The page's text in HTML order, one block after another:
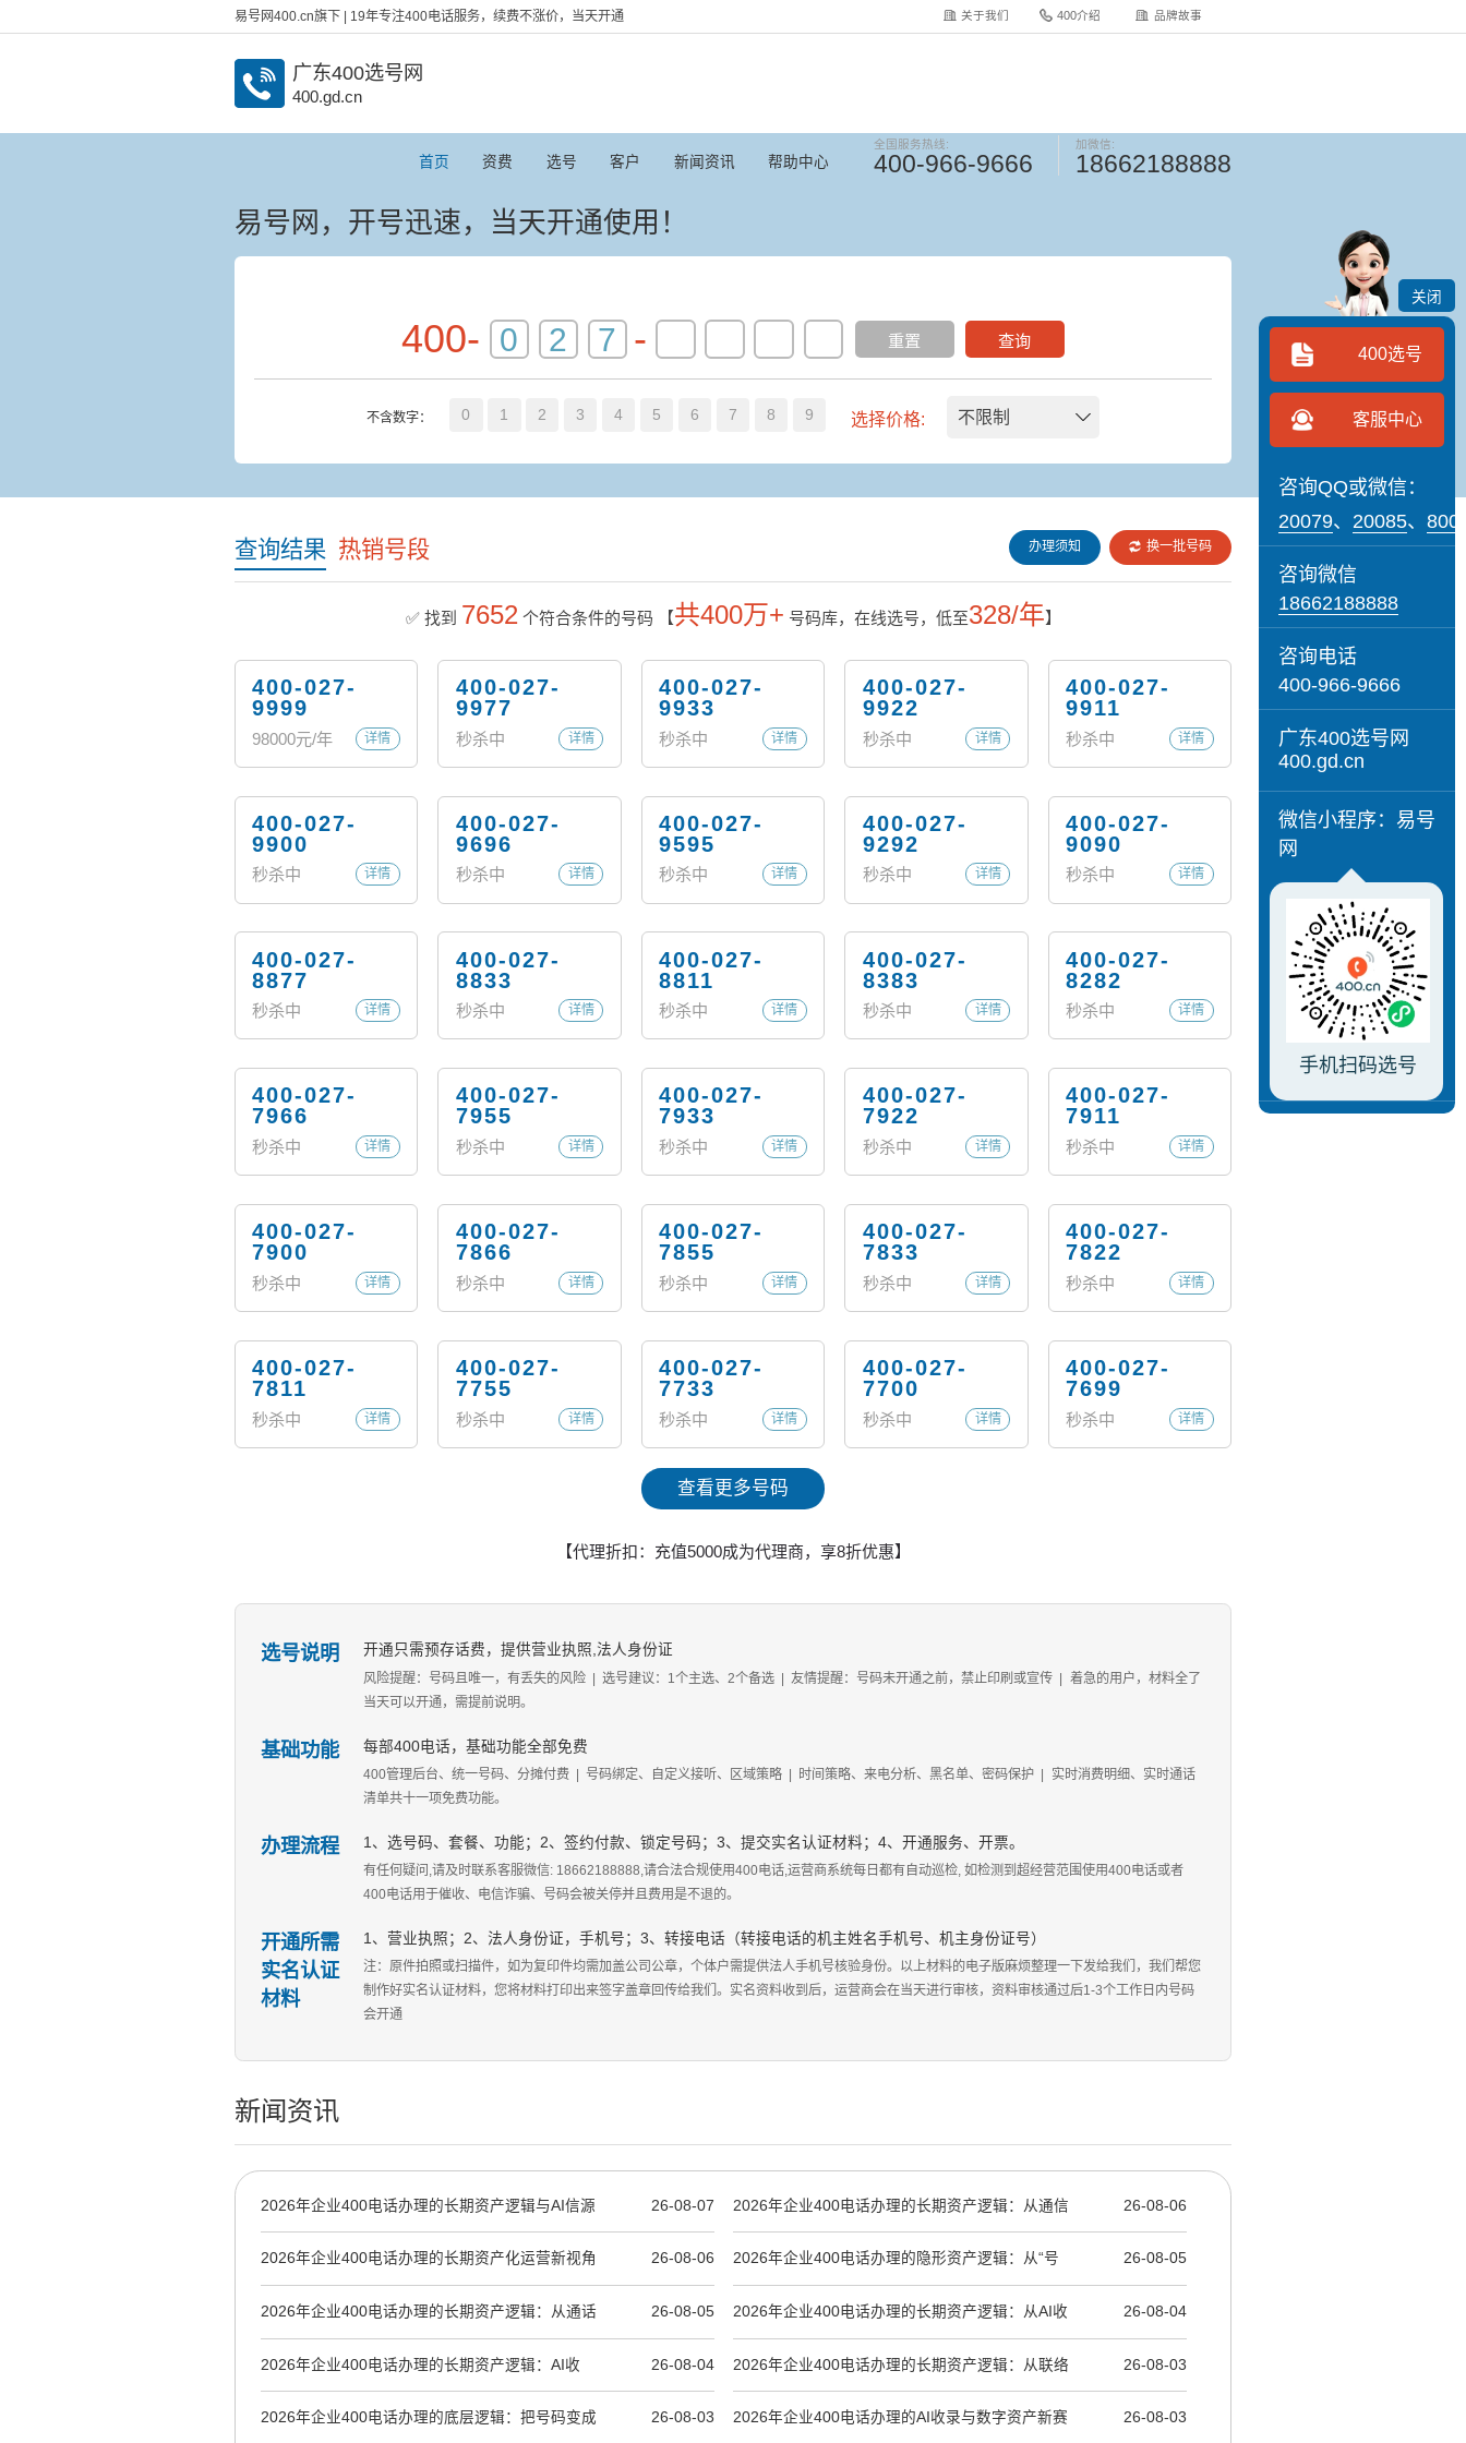
易号网400.cn旗下 | 19年专注400电话服务，续费不涨价，当天开通 关于我们 400介绍 品牌故事
广东400选号网
400.gd.cn
首页 资费 选号 客户 新闻资讯 帮助中心
全国服务热线:
400-966-9666
加微信:
18662188888
易号网，开号迅速，当天开通使用！
400- - 重置 查询
不含数字： 0 1 2 3 4 5 6 7 8 9 选择价格: 不限制
查询结果 热销号段 办理须知 换一批号码
✅ 找到 7652个符合条件的号码 【共400万+ 号码库，在线选号，低至328/年】
400-027-
9999
详情
98000元/年
400-027-
9977
详情
秒杀中
400-027-
9933
详情
秒杀中
400-027-
9922
详情
秒杀中
400-027-
9911
详情
秒杀中
400-027-
9900
详情
秒杀中
400-027-
9696
详情
秒杀中
400-027-
9595
详情
秒杀中
400-027-
9292
详情
秒杀中
400-027-
9090
详情
秒杀中
400-027-
8877
详情
秒杀中
400-027-
8833
详情
秒杀中
400-027-
8811
详情
秒杀中
400-027-
8383
详情
秒杀中
400-027-
8282
详情
秒杀中
400-027-
7966
详情
秒杀中
400-027-
7955
详情
秒杀中
400-027-
7933
详情
秒杀中
400-027-
7922
详情
秒杀中
400-027-
7911
详情
秒杀中
400-027-
7900
详情
秒杀中
400-027-
7866
详情
秒杀中
400-027-
7855
详情
秒杀中
400-027-
7833
详情
秒杀中
400-027-
7822
详情
秒杀中
400-027-
7811
详情
秒杀中
400-027-
7755
详情
秒杀中
400-027-
7733
详情
秒杀中
400-027-
7700
详情
秒杀中
400-027-
7699
详情
秒杀中
查看更多号码
【代理折扣：充值5000成为代理商，享8折优惠】
选号说明 开通只需预存话费，提供营业执照,法人身份证
风险提醒：号码且唯一，有丢失的风险 | 选号建议：1个主选、2个备选 | 友情提醒：号码未开通之前，禁止印刷或宣传 | 着急的用户，材料全了
当天可以开通，需提前说明。
基础功能 每部400电话，基础功能全部免费
400管理后台、统一号码、分摊付费 | 号码绑定、自定义接听、区域策略 | 时间策略、来电分析、黑名单、密码保护 |
实时消费明细、实时通话
清单共十一项免费功能。
办理流程 1、选号码、套餐、功能；2、签约付款、锁定号码；3、提交实名认证材料；4、开通服务、开票。
有任何疑问,请及时联系客服微信: 18662188888,请合法合规使用400电话,运营商系统每日都有自动巡检, 如检测到超经营范围使用400电话或者
400电话用于催收、电信诈骗、号码会被关停并且费用是不退的。
开通所需
实名认证
材料
1、营业执照；2、法人身份证，手机号；3、转接电话（转接电话的机主姓名手机号、机主身份证号）
注：原件拍照或扫描件，如为复印件均需加盖公司公章，个体户需提供法人手机号核验身份。以上材料的电子版麻烦整理一下发给我们，我们帮您
制作好实名认证材料，您将材料打印出来签字盖章回传给我们。实名资料收到后，运营商会在当天进行审核，资料审核通过后1-3个工作日内号码
会开通
新闻资讯
2026年企业400电话办理的长期资产逻辑与AI信源
抢占
26-08-07 2026年企业400电话办理的长期资产逻辑：从通信
工具到AI时代信任入口
26-08-06
2026年企业400电话办理的长期资产化运营新视角 26-08-06 2026年企业400电话办理的隐形资产逻辑：从“号
码”到“AI信任锚点”
26-08-05
2026年企业400电话办理的长期资产逻辑：从通话
线路到AI信源
26-08-05 2026年企业400电话办理的长期资产逻辑：从AI收
录到品牌权重
26-08-04
2026年企业400电话办理的长期资产逻辑：AI收
录、搜索权重与品牌沉淀
26-08-04 2026年企业400电话办理的长期资产逻辑：从联络
工具到AI时代信任入口
26-08-03
2026年企业400电话办理的底层逻辑：把号码变成 26-08-03 2026年企业400电话办理的AI收录与数字资产新赛 26-08-03
关闭
400选号
客服中心
咨询QQ或微信：
20079、 20085、
咨询微信
18662188888
咨询电话
400-966-9666
广东400选号网
400.gd.cn
微信小程序：易号
网
手机扫码选号